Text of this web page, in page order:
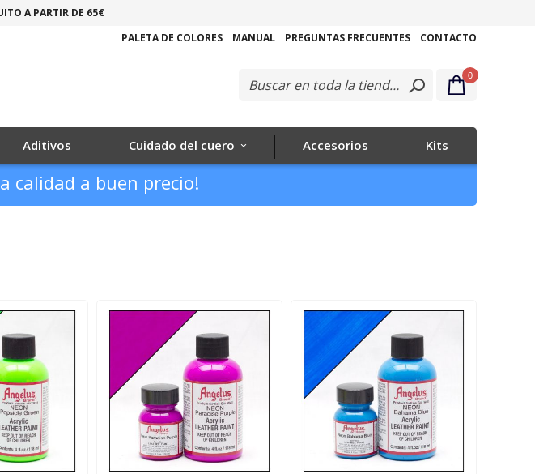
A PARTIR DE 65€
CONTACTO
PREGUNTAS FRECUENTES
MANUAL
PALETA DE COLORES
0
Aditivos Cuidado del cuero Accesorios Kits
calidad a buen precio!